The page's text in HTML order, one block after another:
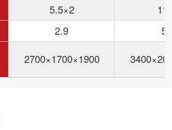
5.5×2
2.9
2700×1700×1900